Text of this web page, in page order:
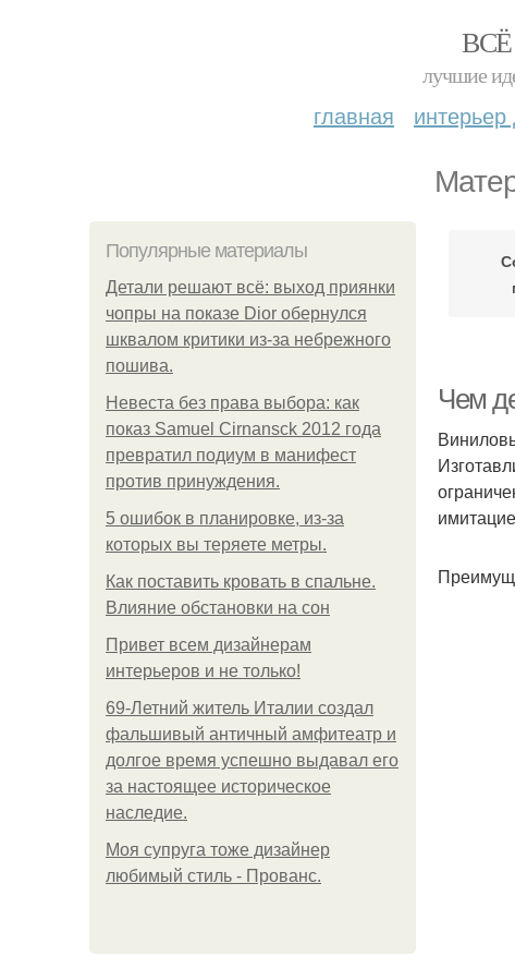
лучшие
главная
Популярные материалы
Детали решают всё: выход приянки
чопры на показе Dior обернулся
шквалом критики из-за небрежного
пошива.
Невеста без права выбора: как
показ Samuel Cirnansck 2012 года
превратил подиум в манифест
против принуждения.
5 ошибок в планировке, из-за
которых вы теряете метры.
Как поставить кровать в спальне.
Влияние обстановки на сон
Привет всем дизайнерам
интерьеров и не только!
69-Летний житель Италии создал
фальшивый античный амфитеатр и
долгое время успешно выдавал его
за настоящее историческое
наследие.
Моя супруга тоже дизайнер
любимый стиль - Прованс.
Чем